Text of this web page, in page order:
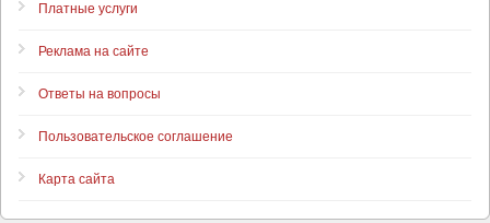
Платные услуги
Реклама на сайте
Ответы на вопросы
Пользовательское соглашение
Карта сайта